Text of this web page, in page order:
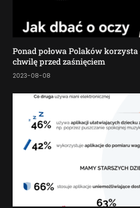
Ponad połowa Polaków
chwilę przed zaśnięciem
2023-08-08